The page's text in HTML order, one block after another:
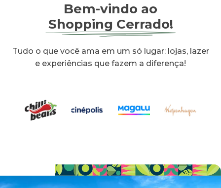
Bem-vindo ao
Shopping Cerrado!
Tudo o que você ama em um só lugar: lojas, lazer
e experiências que fazem a diferença!